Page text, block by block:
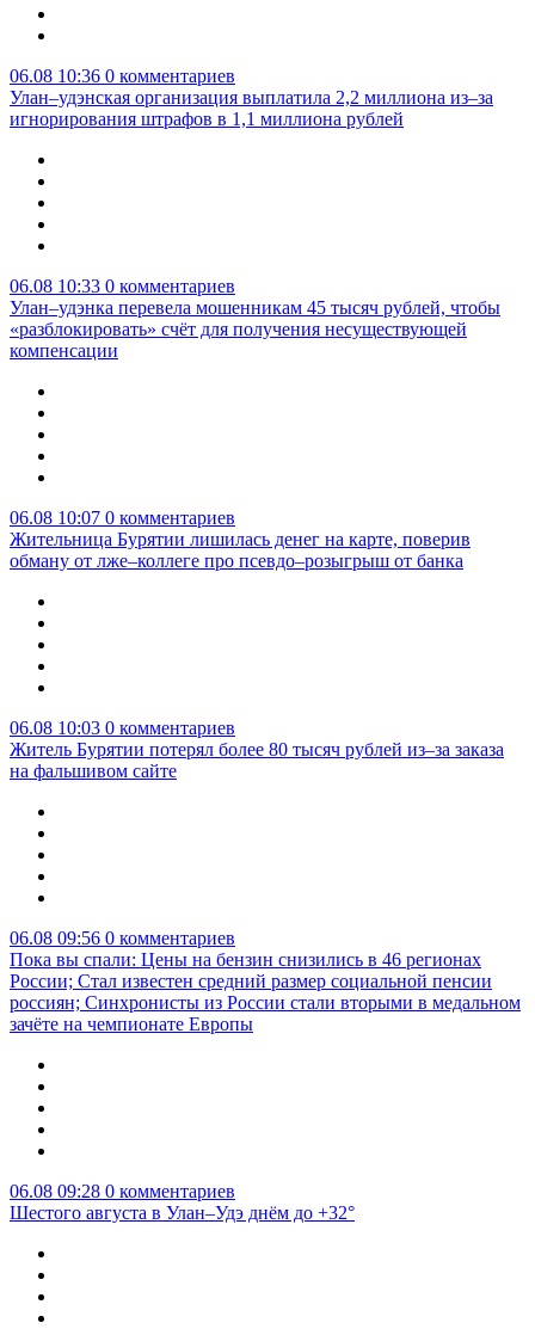
06.08 10:36 0 комментариев
Улан–удэнская организация выплатила 2,2 миллиона из–за
игнорирования штрафов в 1,1 миллиона рублей
06.08 10:33 0 комментариев
Улан–удэнка перевела мошенникам 45 тысяч рублей, чтобы
«разблокировать» счёт для получения несуществующей
компенсации
06.08 10:07 0 комментариев
Жительница Бурятии лишилась денег на карте, поверив
обману от лже–коллеге про псевдо–розыгрыш от банка
06.08 10:03 0 комментариев
Житель Бурятии потерял более 80 тысяч рублей из–за заказа
на фальшивом сайте
06.08 09:56 0 комментариев
Пока вы спали: Цены на бензин снизились в 46 регионах
России; Стал известен средний размер социальной пенсии
россиян; Синхронисты из России стали вторыми в медальном
зачёте на чемпионате Европы
06.08 09:28 0 комментариев
Шестого августа в Улан–Удэ днём до +32°